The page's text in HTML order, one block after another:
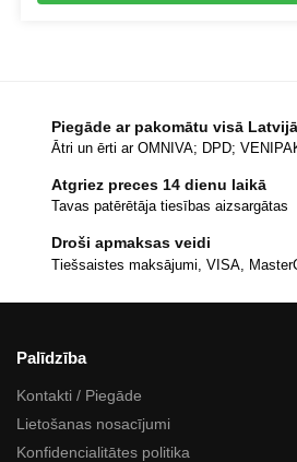
Piegāde ar pakomātu visā Latvijā
Ātri un ērti ar OMNIVA; DPD;
Atgriez preces 14 dienu laikā
Tavas patērētāja tiesības aizsargātas
Droši apmaksas veidi
Tiešsaistes maksājumi, VISA,
Palīdzība
Kontakti / Piegāde
Lietošanas nosacījumi
Konfidencialitātes politika